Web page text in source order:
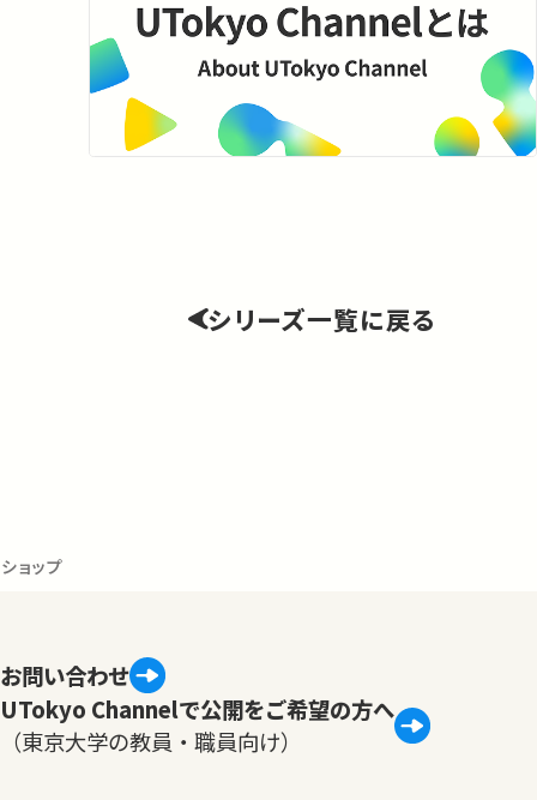
シリーズ一覧に戻る
ョップ
お問い合わせ
UTokyo Channelで公開をご希望の方へ
（東京大学の教員・職員向け）